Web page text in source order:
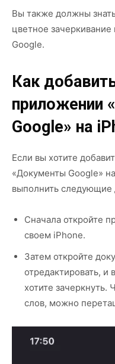
Вы также должны
цветное
Google.
Как
приложении
Google» на
Если вы хотите
«Документы Google»
выполнить следующие
Сначала откройте
своем iPhone.
Затем откройте
отредактировать, и
хотите зачеркнуть.
слов, можно